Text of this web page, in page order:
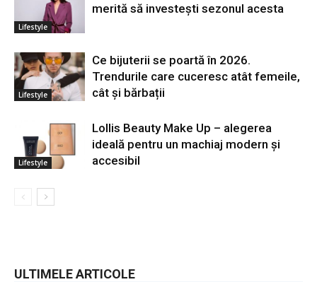
Lifestyle
merită să investești sezonul acesta
Lifestyle
Ce bijuterii se poartă în 2026.
Trendurile care cuceresc atât femeile,
cât și bărbații
Lifestyle
Lollis Beauty Make Up – alegerea
ideală pentru un machiaj modern și
accesibil
ULTIMELE ARTICOLE